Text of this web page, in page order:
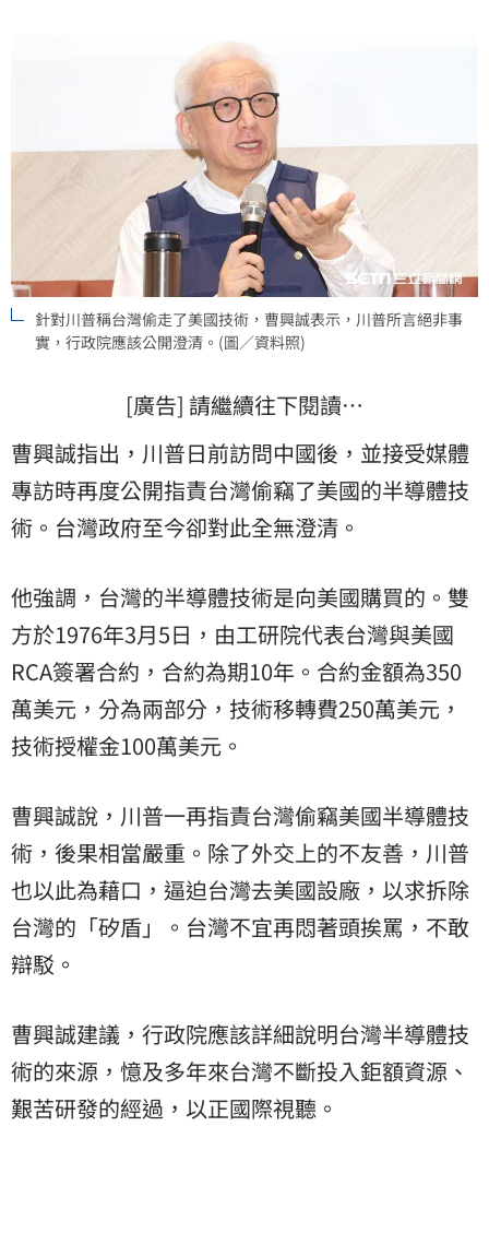
針對川普稱台灣偷走了美國技術，曹興誠表示，川普所言絕非事
實，行政院應該公開澄清。(圖／資料照)
[廣告] 請繼續往下閱讀…
曹興誠指出，川普日前訪問中國後，並接受媒體
專訪時再度公開指責台灣偷竊了美國的半導體技
術。台灣政府至今卻對此全無澄清。
他強調，台灣的半導體技術是向美國購買的。雙
方於1976年3月5日，由工研院代表台灣與美國
RCA簽署合約，合約為期10年。合約金額為350
萬美元，分為兩部分，技術移轉費250萬美元，
技術授權金100萬美元。
曹興誠說，川普一再指責台灣偷竊美國半導體技
術，後果相當嚴重。除了外交上的不友善，川普
也以此為藉口，逼迫台灣去美國設廠，以求拆除
台灣的「矽盾」。台灣不宜再悶著頭挨罵，不敢
辯駁。
曹興誠建議，行政院應該詳細說明台灣半導體技
術的來源，憶及多年來台灣不斷投入鉅額資源、
艱苦研發的經過，以正國際視聽。